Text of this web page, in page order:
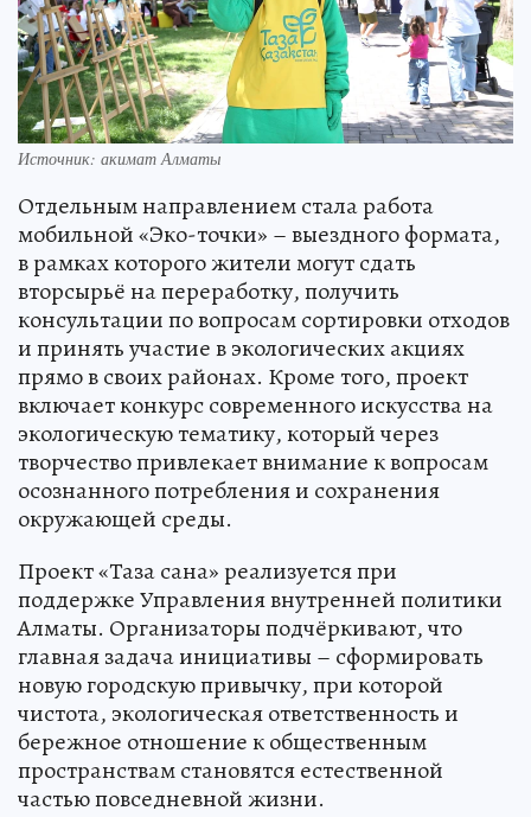
Источник: акимат Алматы
Отдельным направлением стала работа
мобильной «Эко-точки» – выездного формата,
в рамках которого жители могут сдать
вторсырьё на переработку, получить
консультации по вопросам сортировки отходов
и принять участие в экологических акциях
прямо в своих районах. Кроме того, проект
включает конкурс современного искусства на
экологическую тематику, который через
творчество привлекает внимание к вопросам
осознанного потребления и сохранения
окружающей среды.
Проект «Таза сана» реализуется при
поддержке Управления внутренней политики
Алматы. Организаторы подчёркивают, что
главная задача инициативы – сформировать
новую городскую привычку, при которой
чистота, экологическая ответственность и
бережное отношение к общественным
пространствам становятся естественной
частью повседневной жизни.